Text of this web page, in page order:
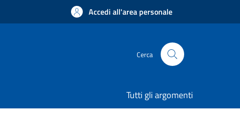
Accedi all'area personale
Cerca
Tutti gli argomenti